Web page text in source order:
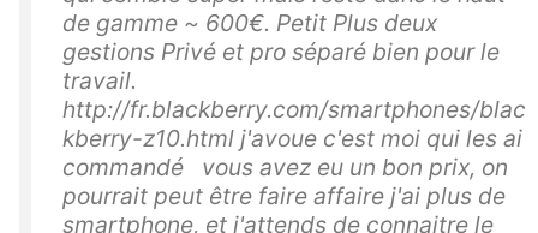
de gamme ~ 600€. Petit Plus deux
gestions Privé et pro séparé bien pour le
travail.
http://fr.blackberry.com/smartphones/blac
kberry-z10.html j'avoue c'est moi qui les ai
commandé vous avez eu un bon prix, on
pourrait peut être faire affaire j'ai plus de
smartphone, et j'attends de connaitre le